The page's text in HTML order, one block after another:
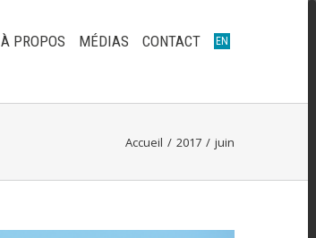
À PROPOS MÉDIAS CONTACT EN
Accueil / 2017 / juin